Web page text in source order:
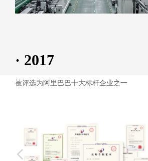
· 2017
被评选为阿里巴巴十大标杆企业之一
넳